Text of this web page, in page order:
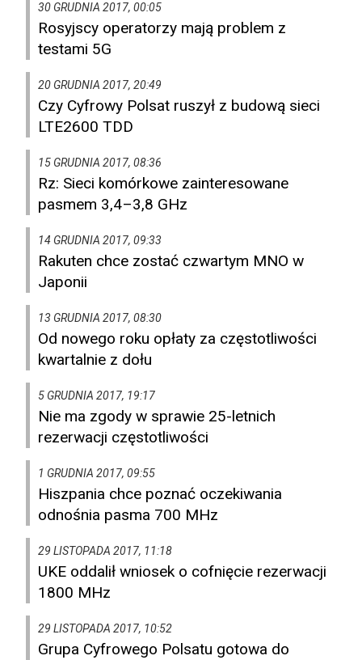
30 GRUDNIA 2017, 00:05
Rosyjscy operatorzy mają problem z
testami 5G
20 GRUDNIA 2017, 20:49
Czy Cyfrowy Polsat ruszył z budową sieci
LTE2600 TDD
15 GRUDNIA 2017, 08:36
Rz: Sieci komórkowe zainteresowane
pasmem 3,4–3,8 GHz
14 GRUDNIA 2017, 09:33
Rakuten chce zostać czwartym MNO w
Japonii
13 GRUDNIA 2017, 08:30
Od nowego roku opłaty za częstotliwości
kwartalnie z dołu
5 GRUDNIA 2017, 19:17
Nie ma zgody w sprawie 25-letnich
rezerwacji częstotliwości
1 GRUDNIA 2017, 09:55
Hiszpania chce poznać oczekiwania
odnośnia pasma 700 MHz
29 LISTOPADA 2017, 11:18
UKE oddalił wniosek o cofnięcie rezerwacji
1800 MHz
29 LISTOPADA 2017, 10:52
Grupa Cyfrowego Polsatu gotowa do